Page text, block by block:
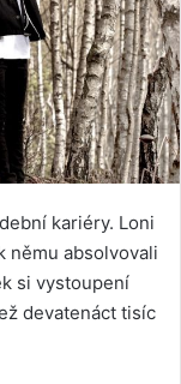
kariéry. Loni
němu absolvovali
si vystoupení
devatenáct tisíc